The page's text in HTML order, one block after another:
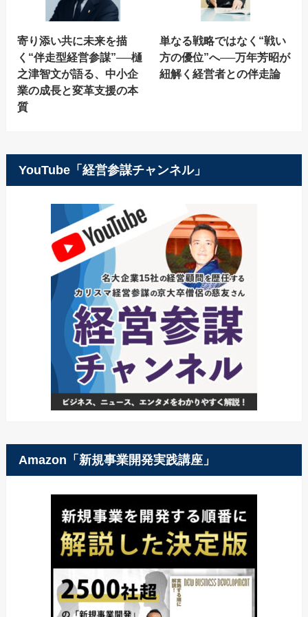
寄り添い共に未来を描
く“伴走型経営参謀”──樋
之津智文が語る、中小企
業の成長と変革支援の本
質
単なる戦略ではなく“戦い
方の優位”へ──万年芳昭が
紐解く経営者との伴走論
YouTube「経営参謀チャンネル」
Amazon「新規事業開発実践講座」